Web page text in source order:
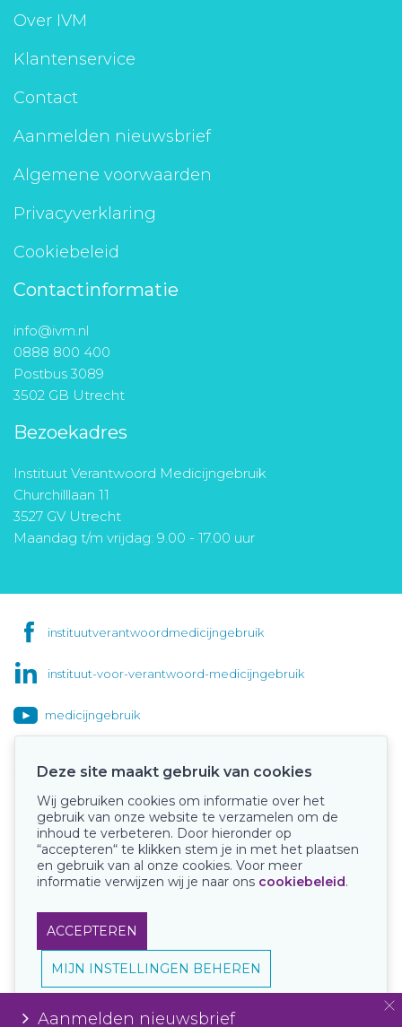
Over IVM
Klantenservice
Contact
Aanmelden nieuwsbrief
Algemene voorwaarden
Privacyverklaring
Cookiebeleid
Contactinformatie
info@ivm.nl
0888 800 400
Postbus 3089
3502 GB Utrecht
Bezoekadres
Instituut Verantwoord Medicijngebruik
Churchilllaan 11
3527 GV Utrecht
Maandag t/m vrijdag: 9.00 - 17.00 uur
instituutverantwoordmedicijngebruik
instituut-voor-verantwoord-medicijngebruik
medicijngebruik
Onze keurmerken
Aanmelden nieuwsbrief
Deze site maakt gebruik van cookies
Wij gebruiken cookies om informatie over het
gebruik van onze website te verzamelen om de
inhoud te verbeteren. Door hieronder op
“accepteren“ te klikken stem je in met het plaatsen
en gebruik van al onze cookies. Voor meer
informatie verwijzen wij je naar ons cookiebeleid.
ACCEPTEREN
MIJN INSTELLINGEN BEHEREN